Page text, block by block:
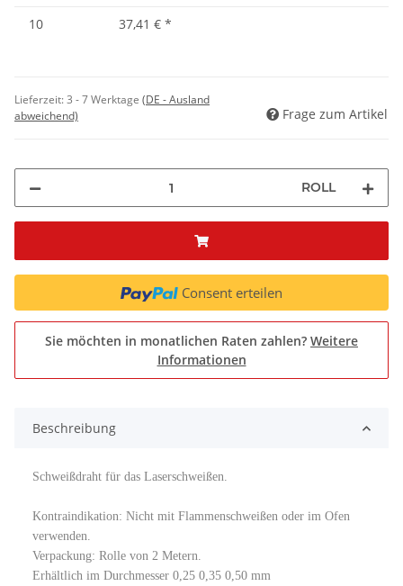
10
37,41 € *
Lieferzeit:3 - 7 Werktage (DE - Ausland
abweichend)
Frage zum Artikel
ROLL
Consent erteilen
Sie möchten in monatlichen Raten zahlen? Weitere
Informationen
Beschreibung
Schweißdraht für das Laserschweißen.
Kontraindikation: Nicht mit Flammenschweißen oder im Ofen
verwenden.
Verpackung: Rolle von 2 Metern.
Erhältlich im Durchmesser 0,25 0,35 0,50 mm